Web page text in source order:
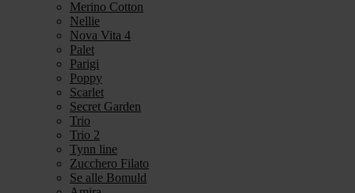
Merino Cotton
Nellie
Nova Vita 4
Palet
Parigi
Poppy
Scarlet
Secret Garden
Trio
Trio 2
Tynn line
Zucchero Filato
Se alle Bomuld